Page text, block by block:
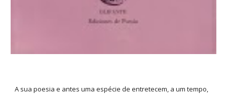
A sua poesia e antes uma espécie de entretecem, a um tempo,